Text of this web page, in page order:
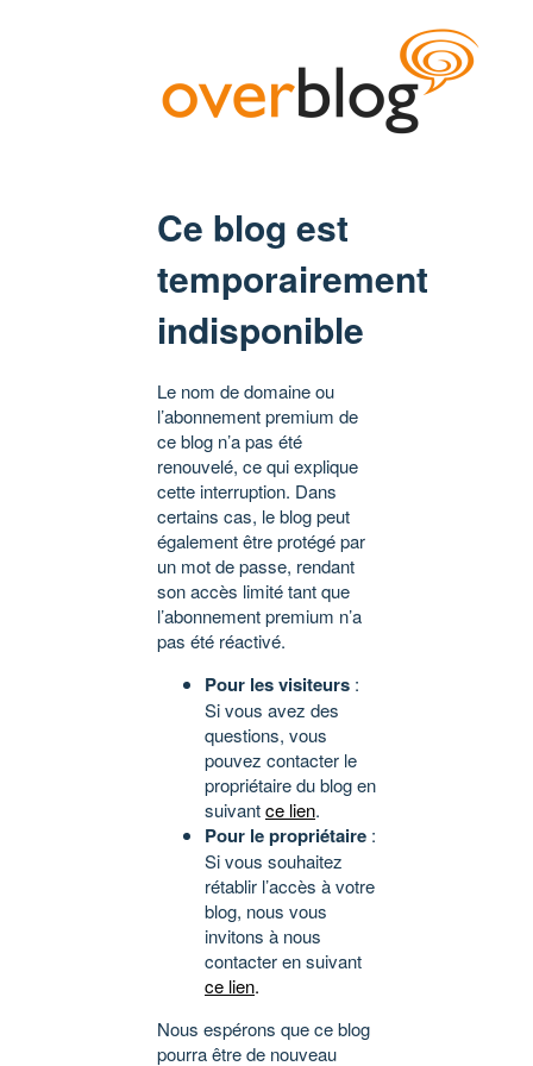
Ce blog est
temporairement
indisponible
Le nom de domaine ou
l’abonnement premium de
ce blog n’a pas été
renouvelé, ce qui explique
cette interruption. Dans
certains cas, le blog peut
également être protégé par
un mot de passe, rendant
son accès limité tant que
l’abonnement premium n’a
pas été réactivé.
Pour les visiteurs :
Si vous avez des
questions, vous
pouvez contacter le
propriétaire du blog en
suivantce lien.
Pour le propriétaire :
Si vous souhaitez
rétablir l’accès à votre
blog, nous vous
invitons à nous
contacter en suivant
ce lien.
Nous espérons que ce blog
pourra être de nouveau